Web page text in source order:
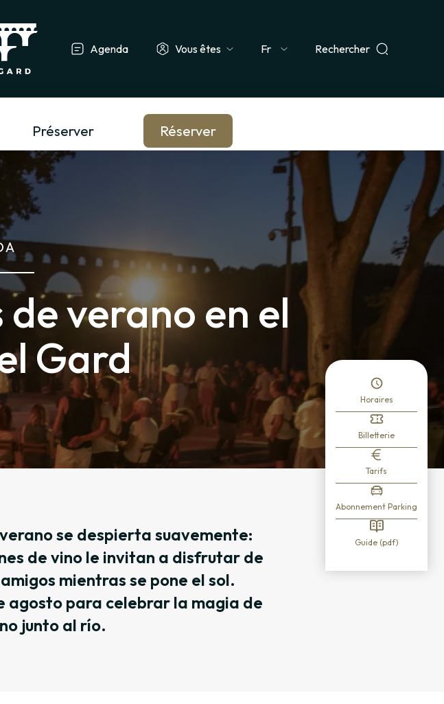
Agenda Vous êtes
Professionnel du tourisme & Groupe
Select
Rechercher
Préserver Réserver
verano en el
Gard
se despierta suavemente:
de vino le invitan a disfrutar de
mientras se pone el sol.
agosto para celebrar la magia de
junto al río.
Horaires
Billetterie
Tarifs
Abonnement Parking
Guide (pdf)